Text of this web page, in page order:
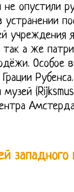
опустили
устранении
учреждения
а же
Особое
музей
западного